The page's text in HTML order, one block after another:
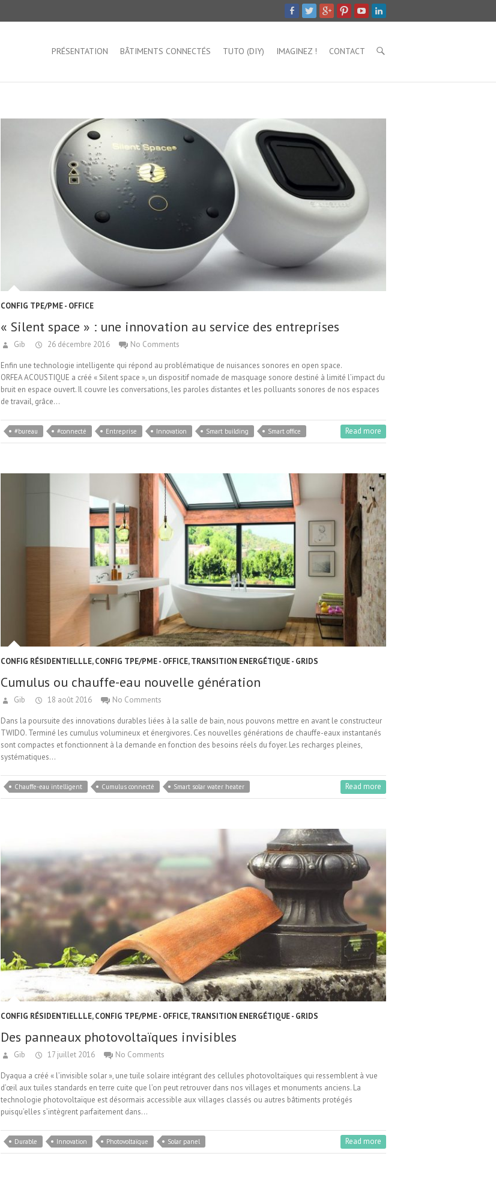
PRÉSENTATION BÂTIMENTS CONNECTÉS TUTO (DIY) IMAGINEZ ! CONTACT
CONFIG TPE/PME - OFFICE
« Silent space » : une innovation au service des entreprises
Gib 26 décembre 2016 No Comments
Enfin une technologie intelligente qui répond au problématique de nuisances sonores en open space.
ORFEA ACOUSTIQUE a créé « Silent space », un dispositif nomade de masquage sonore destiné à limité l’impact du
bruit en espace ouvert. Il couvre les conversations, les paroles distantes et les polluants sonores de nos espaces
de travail, grâce…
#bureau #connecté Entreprise Innovation Smart building Smart office Read more
CONFIG RÉSIDENTIELLLE,CONFIG TPE/PME - OFFICE,TRANSITION ENERGÉTIQUE - GRIDS
Cumulus ou chauffe-eau nouvelle génération
Gib 18 août 2016 No Comments
Dans la poursuite des innovations durables liées à la salle de bain, nous pouvons mettre en avant le constructeur
TWIDO. Terminé les cumulus volumineux et énergivores. Ces nouvelles générations de chauffe-eaux instantanés
sont compactes et fonctionnent à la demande en fonction des besoins réels du foyer. Les recharges pleines,
systématiques…
Chauffe-eau intelligent Cumulus connecté Smart solar water heater Read more
CONFIG RÉSIDENTIELLLE,CONFIG TPE/PME - OFFICE,TRANSITION ENERGÉTIQUE - GRIDS
Des panneaux photovoltaïques invisibles
Gib 17 juillet 2016 No Comments
Dyaqua a créé « l’invisible solar », une tuile solaire intégrant des cellules photovoltaïques qui ressemblent à vue
d’œil aux tuiles standards en terre cuite que l’on peut retrouver dans nos villages et monuments anciens. La
technologie photovoltaïque est désormais accessible aux villages classés ou autres bâtiments protégés
puisqu’elles s’intègrent parfaitement dans…
Durable Innovation Photovoltaïque Solar panel Read more